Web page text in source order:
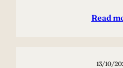
Read
13/10/